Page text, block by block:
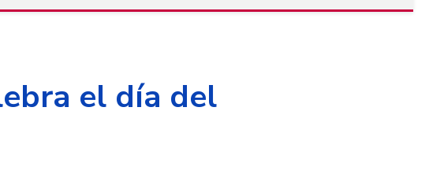
el día del